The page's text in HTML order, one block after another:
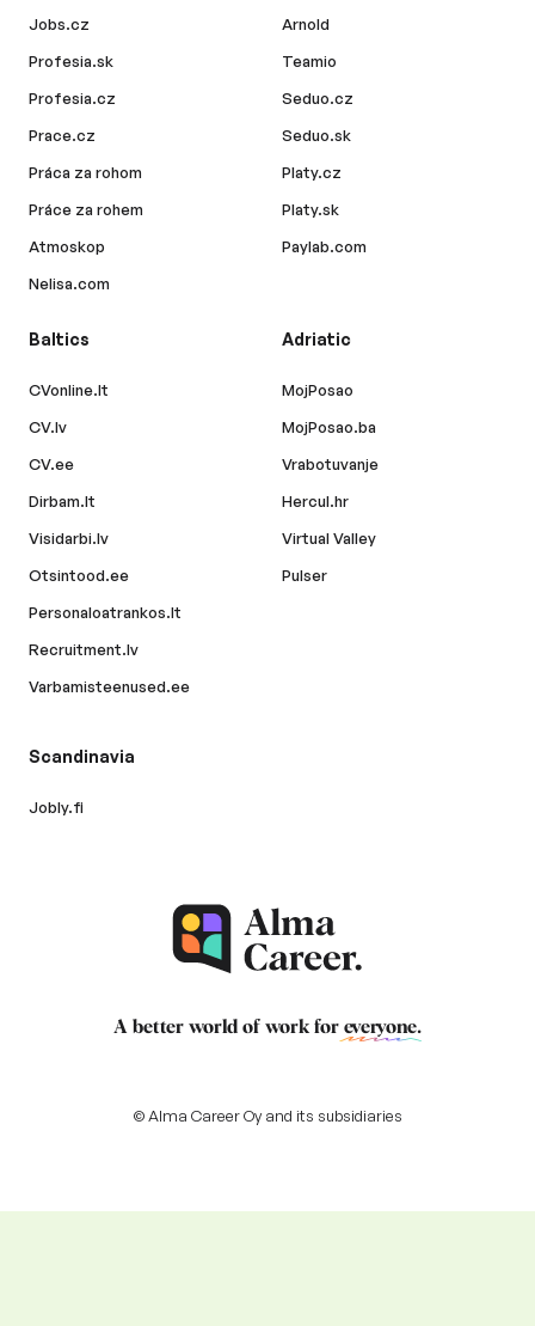
Jobs.cz
Profesia.sk
Profesia.cz
Prace.cz
Práca za rohom
Práce za rohem
Atmoskop
Nelisa.com
Arnold
Teamio
Seduo.cz
Seduo.sk
Platy.cz
Platy.sk
Paylab.com
Baltics
CVonline.lt
CV.lv
CV.ee
Dirbam.lt
Visidarbi.lv
Otsintood.ee
Personaloatrankos.lt
Recruitment.lv
Varbamisteenused.ee
Adriatic
MojPosao
MojPosao.ba
Vrabotuvanje
Hercul.hr
Virtual Valley
Pulser
Scandinavia
Jobly.fi
A better world of work for everyone.
© Alma Career Oy and its subsidiaries